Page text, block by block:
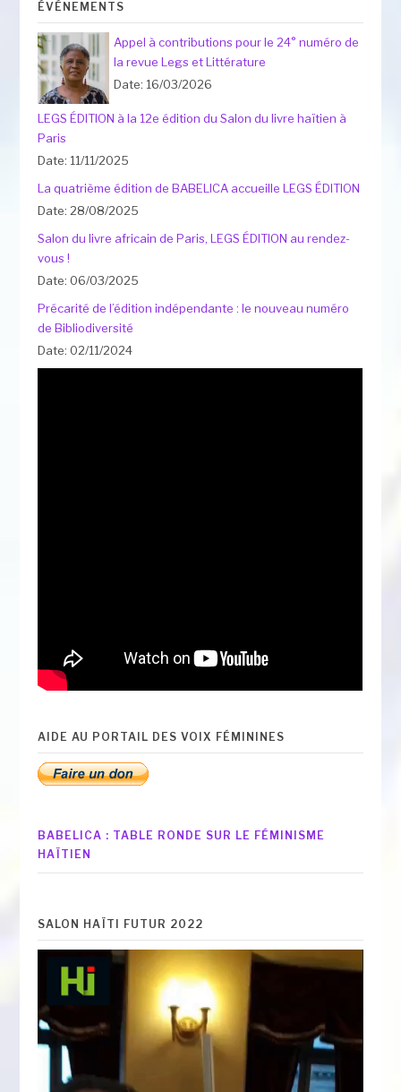
ÉVÉNEMENTS
Appel à contributions pour le 24° numéro de
la revue Legs et Littérature
Date: 16/03/2026
LEGS ÉDITION à la 12e édition du Salon du livre haïtien à
Paris
Date: 11/11/2025
La quatrième édition de BABELICA accueille LEGS ÉDITION
Date: 28/08/2025
Salon du livre africain de Paris, LEGS ÉDITION au rendez-
vous !
Date: 06/03/2025
Précarité de l’édition indépendante : le nouveau numéro
de Bibliodiversité
Date: 02/11/2024
AIDE AU PORTAIL DES VOIX FÉMININES
BABELICA : TABLE RONDE SUR LE FÉMINISME
HAÏTIEN
SALON HAÏTI FUTUR 2022